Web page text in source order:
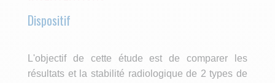
Dispositif
L'objectif de cette étude est de comparer les
résultats et la stabilité radiologique de 2 types de